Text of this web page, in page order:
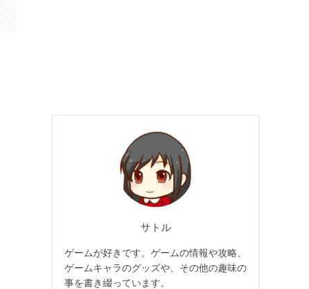
サトル
ゲームが好きです。ゲームの情報や攻略、
ゲームキャラのグッズや、その他の趣味の
事を書き綴っています。